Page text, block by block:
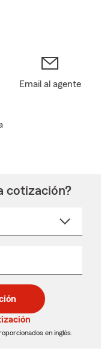
Email al agente
cotización?
en inglés.